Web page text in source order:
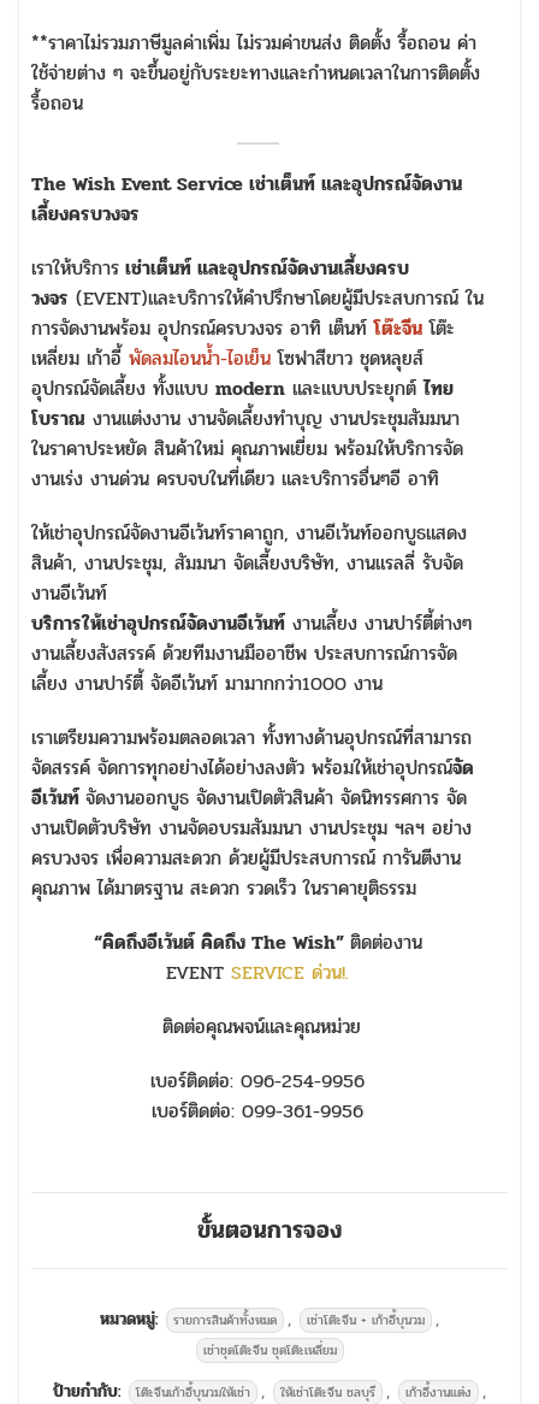
**ราคาไม่รวมภาษีมูลค่าเพิ่ม ไม่รวมค่าขนส่ง ติดตั้ง รื้อถอน ค่า
ใช้จ่ายต่าง ๆ จะขึ้นอยู่กับระยะทางและกำหนดเวลาในการติดตั้ง
รื้อถอน
The Wish Event Service เช่าเต็นท์ และอุปกรณ์จัดงาน
เลี้ยงครบวงจร
เราให้บริการ เช่าเต็นท์ และอุปกรณ์จัดงานเลี้ยงครบ
วงจร (EVENT)และบริการให้คำปรึกษาโดยผู้มีประสบการณ์ ใน
การจัดงานพร้อม อุปกรณ์ครบวงจร อาทิ เต็นท์โต๊ะจีน โต๊ะ
เหลี่ยม เก้าอี้ พัดลมไอนน้ำ-ไอเย็น โซฟาสีขาว ชุดหลุยส์
อุปกรณ์จัดเลี้ยง ทั้งแบบ modern และแบบประยุกต์ไทย
โบราณ งานแต่งงาน งานจัดเลี้ยงทำบุญ งานประชุมสัมมนา
ในราคาประหยัด สินค้าใหม่ คุณภาพเยี่ยม พร้อมให้บริการจัด
งานเร่ง งานด่วน ครบจบในที่เดียว และบริการอื่นๆอี อาทิ
ให้เช่าอุปกรณ์จัดงานอีเว้นท์ราคาถูก, งานอีเว้นท์ออกบูธแสดง
สินค้า, งานประชุม, สัมมนา จัดเลี้ยงบริษัท, งานแรลลี่ รับจัด
งานอีเว้นท์
บริการให้เช่าอุปกรณ์จัดงานอีเว้นท์ งานเลี้ยง งานปาร์ตี้ต่างๆ
งานเลี้ยงสังสรรค์ ด้วยทีมงานมืออาชีพ ประสบการณ์การจัด
เลี้ยง งานปาร์ตี้ จัดอีเว้นท์ มามากกว่า1000 งาน
เราเตรียมความพร้อมตลอดเวลา ทั้งทางด้านอุปกรณ์ที่สามารถ
จัดสรรค์ จัดการทุกอย่างได้อย่างลงตัว พร้อมให้เช่าอุปกรณ์จัด
อีเว้นท์ จัดงานออกบูธ จัดงานเปิดตัวสินค้า จัดนิทรรศการ จัด
งานเปิดตัวบริษัท งานจัดอบรมสัมมนา งานประชุม ฯลฯ อย่าง
ครบวงจร เพื่อความสะดวก ด้วยผู้มีประสบการณ์ การันตีงาน
คุณภาพ ได้มาตรฐาน สะดวก รวดเร็ว ในราคายุติธรรม
“คิดถึงอีเว้นต์ คิดถึง The Wish” ติดต่องาน
EVENT SERVICE ด่วน!.
ติดต่อคุณพจน์และคุณหม่วย
เบอร์ติดต่อ: 096-254-9956
เบอร์ติดต่อ: 099-361-9956
ขั้นตอนการจอง
หมวดหมู่: รายการสินค้าทั้งหมด , เช่าโต๊ะจีน + เก้าอี้บุนวม ,
เช่าชุดโต๊ะจีน ชุดโต๊ะเหลี่ยม
ป้ายกำกับ: โต๊ะจีนเก้าอี้บุนวมให้เช่า , ให้เช่าโต๊ะจีน ชลบุรี , เก้าอี้งานแต่ง ,